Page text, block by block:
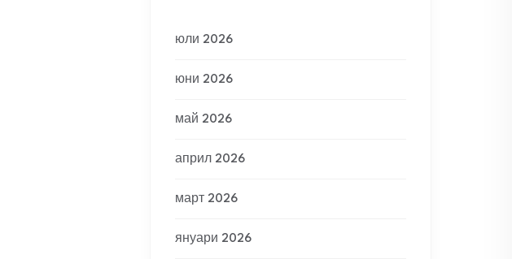
юли 2026
юни 2026
май 2026
април 2026
март 2026
януари 2026